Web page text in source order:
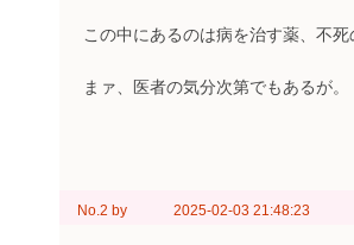
この中にあるのは病を治す薬、不
まァ、医者の気分次第でもあるが。
No.2 by 2025-02-03 21:48:23